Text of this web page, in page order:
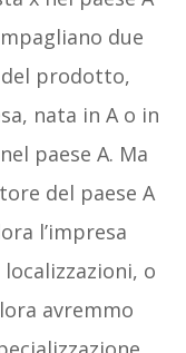
due
del prodotto,
nata in A o in
paese A. Ma
del paese A
l’impresa
o
avremmo